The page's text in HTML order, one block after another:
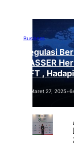
Business
Regulasi
VASSER
NFT ,
Maret 27, 2025•